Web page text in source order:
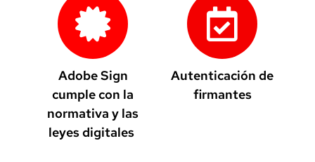
Adobe Sign
cumple con la
normativa y las
leyes digitales
Autenticación de
firmantes